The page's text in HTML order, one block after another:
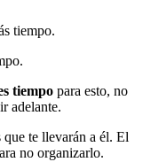
tiempo.
tiempo para esto, no
adelante.
te llevarán a él. El
no organizarlo.